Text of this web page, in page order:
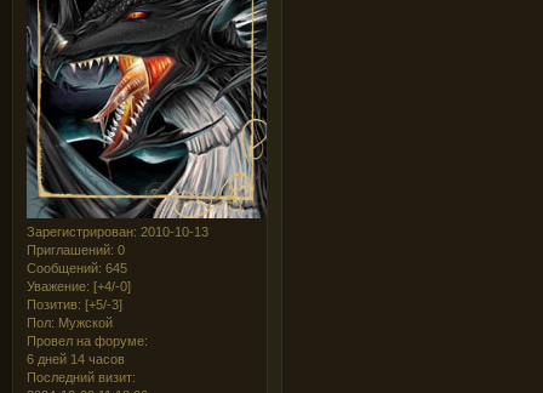
Зарегистрирован: 2010-10-13
Приглашений: 0
Сообщений: 645
Уважение: [+4/-0]
Позитив: [+5/-3]
Пол: Мужской
Провел на форуме:
6 дней 14 часов
Последний визит: